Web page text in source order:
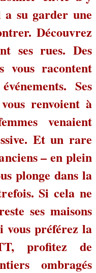
su garder une
Découvrez
ses rues. Des
vous racontent
Ses
renvoient à
venaient
Et un rare
– en plein
plonge dans la
Si cela ne
ses maisons
vous préférez la
profitez de
ombragés